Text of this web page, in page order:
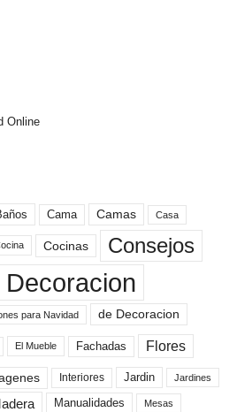
Online
Cama Camas Casa
Cocinas Consejos
Decoracion
para Navidad de Decoracion
El Mueble Fachadas Flores
Interiores Jardin Jardines
Manualidades Mesas